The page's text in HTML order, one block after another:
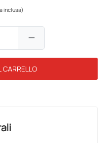
inclusa)
remove
CARRELLO